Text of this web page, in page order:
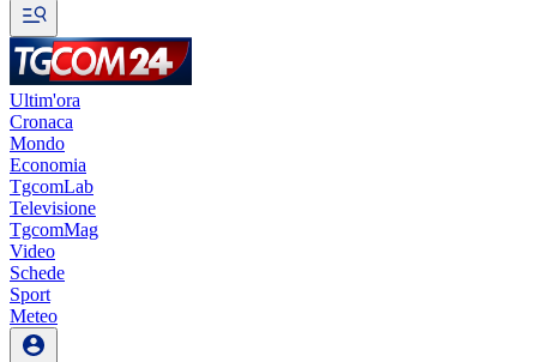
Ultim'ora
Cronaca
Mondo
Economia
TgcomLab
Televisione
TgcomMag
Video
Schede
Sport
Meteo